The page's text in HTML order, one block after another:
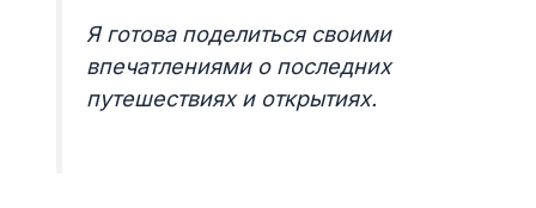
Я готова поделиться своими
впечатлениями о последних
путешествиях и открытиях.